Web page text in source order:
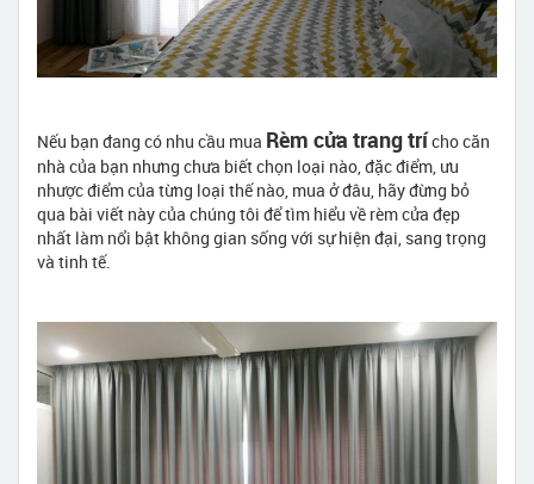
Nếu bạn đang có nhu cầu mua Rèm cửa trang trícho căn
nhà của bạn nhưng chưa biết chọn loại nào, đặc điểm, ưu
nhược điểm của từng loại thế nào, mua ở đâu, hãy đừng bỏ
qua bài viết này của chúng tôi để tìm hiểu về rèm cửa đẹp
nhất làm nổi bật không gian sống với sự hiện đại, sang trọng
và tinh tế.